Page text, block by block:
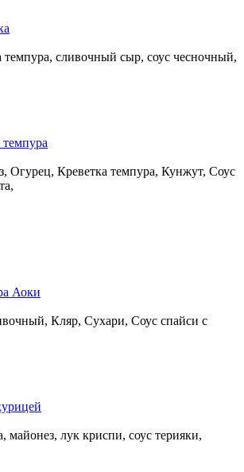
темпура, сливочный сыр, соус чесночный,
темпура
Огурец, Креветка темпура, Кунжут, Соус
Аоки
Кляр, Сухари, Соус спайси с
майонез, лук криспи, соус терияки,